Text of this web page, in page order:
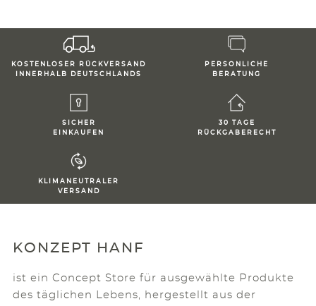
KOSTENLOSER RÜCKVERSAND
INNERHALB DEUTSCHLANDS
PERSONLICHE
BERATUNG
SICHER
EINKAUFEN
30 TAGE
RÜCKGABERECHT
KLIMANEUTRALER
VERSAND
KONZEPT HANF
ist ein Concept Store für ausgewählte Produkte
des täglichen Lebens, hergestellt aus der